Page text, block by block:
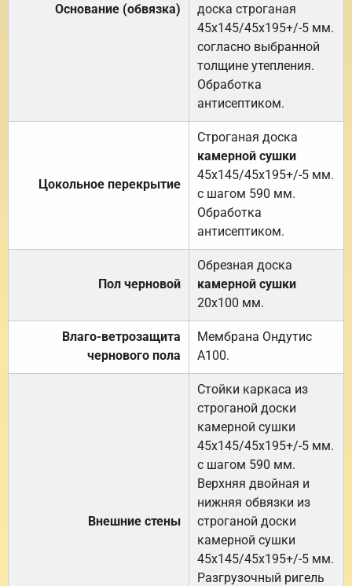
Основание (обвязка)
доска строганая
45х145/45х195+/-5 мм.
согласно выбранной
толщине утепления.
Обработка
антисептиком.
Цокольное перекрытие
Строганая доска
камерной сушки
45х145/45х195+/-5 мм.
с шагом 590 мм.
Обработка
антисептиком.
Пол черновой
Обрезная доска
камерной сушки
20х100 мм.
Влаго-ветрозащита
чернового пола
Мембрана Ондутис
А100.
Внешние стены
Стойки каркаса из
строганой доски
камерной сушки
45х145/45х195+/-5 мм.
с шагом 590 мм.
Верхняя двойная и
нижняя обвязки из
строганой доски
камерной сушки
45х145/45х195+/-5 мм.
Разгрузочный ригель